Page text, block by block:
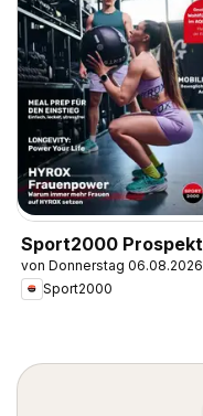
Sport2000 Prospekt
von Donnerstag 06.08.2026
Sport2000